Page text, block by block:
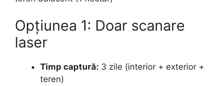
Opțiunea 1: Doar scanare
laser
Timp captură: 3 zile (interior + exterior +
teren)